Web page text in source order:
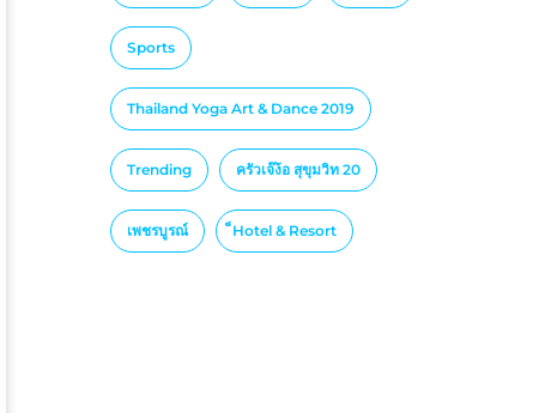
Sports
Thailand Yoga Art & Dance 2019
Trending ครัวเจ๊ง้อ สุขุมวิท 20
เพชรบูรณ์ ็Hotel & Resort